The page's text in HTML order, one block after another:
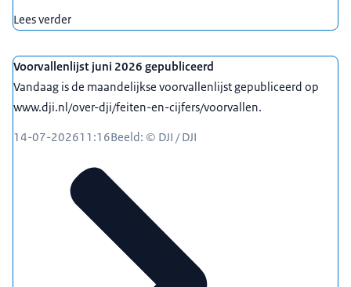
Lees verder
Voorvallenlijst juni 2026 gepubliceerd
Vandaag is de maandelijkse voorvallenlijst gepubliceerd op
www.dji.nl/over-dji/feiten-en-cijfers/voorvallen.
14-07-202611:16Beeld: © DJI / DJI